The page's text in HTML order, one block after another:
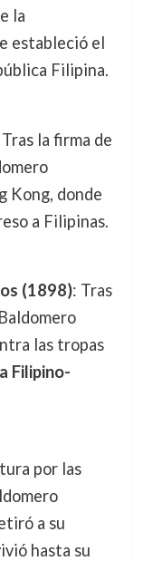
la
estableció el
Filipina.
la firma de
Kong, donde
a Filipinas.
(1898): Tras
las tropas
Filipino-
por las
a su
hasta su